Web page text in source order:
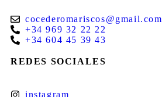
cocederomariscos@gmail.com
+34 969 32 22 22
+34 604 45 39 43
REDES SOCIALES
instagram